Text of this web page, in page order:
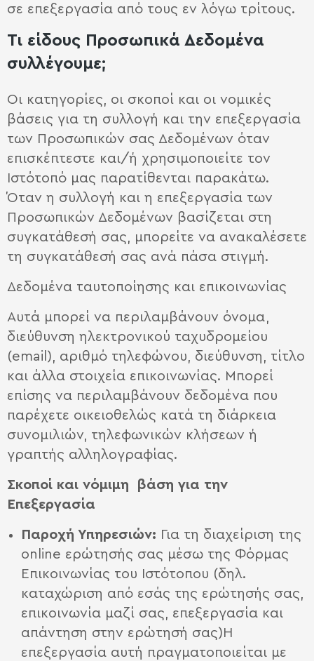
σε επεξεργασία από τους εν λόγω τρίτους.
Τι είδους Προσωπικά Δεδομένα
συλλέγουμε;
Οι κατηγορίες, οι σκοποί και οι νομικές
βάσεις για τη συλλογή και την επεξεργασία
των Προσωπικών σας Δεδομένων όταν
επισκέπτεστε και/ή χρησιμοποιείτε τον
Iστότοπό μας παρατίθενται παρακάτω.
Όταν η συλλογή και η επεξεργασία των
Προσωπικών Δεδομένων βασίζεται στη
συγκατάθεσή σας, μπορείτε να ανακαλέσετε
τη συγκατάθεσή σας ανά πάσα στιγμή.
Δεδομένα ταυτοποίησης και επικοινωνίας
Αυτά μπορεί να περιλαμβάνουν όνομα,
διεύθυνση ηλεκτρονικού ταχυδρομείου
(email), αριθμό τηλεφώνου, διεύθυνση, τίτλο
και άλλα στοιχεία επικοινωνίας. Μπορεί
επίσης να περιλαμβάνουν δεδομένα που
παρέχετε οικειοθελώς κατά τη διάρκεια
συνομιλιών, τηλεφωνικών κλήσεων ή
γραπτής αλληλογραφίας.
Σκοποί και νόμιμη βάση για την
Επεξεργασία
Παροχή Υπηρεσιών: Για τη διαχείριση της
online ερώτησής σας μέσω της Φόρμας
Επικοινωνίας του Ιστότοπου (δηλ.
καταχώριση από εσάς της ερώτησής σας,
επικοινωνία μαζί σας, επεξεργασία και
απάντηση στην ερώτησή σας)Η
επεξεργασία αυτή πραγματοποιείται με